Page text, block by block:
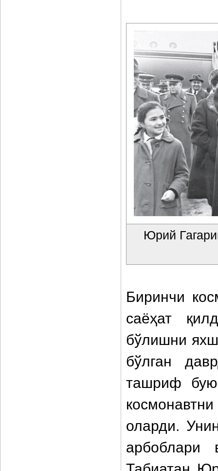
Юрий
Биринчи
саёҳат
бўлишни
бўлган
ташриф
оларди.
арбоблари